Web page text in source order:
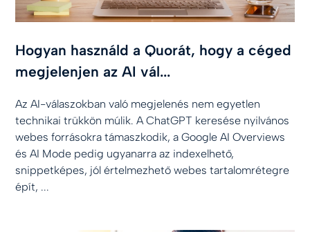
Hogyan használd a Quorát, hogy a céged
megjelenjen az AI vál...
Az AI-válaszokban való megjelenés nem egyetlen
technikai trükkön múlik. A ChatGPT keresése nyilvános
webes forrásokra támaszkodik, a Google AI Overviews
és AI Mode pedig ugyanarra az indexelhető,
snippetképes, jól értelmezhető webes tartalomrétegre
épít, ...